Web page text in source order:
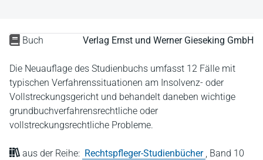
Buch Verlag Ernst und Werner Gieseking GmbH
Die Neuauflage des Studienbuchs umfasst 12 Fälle mit
typischen Verfahrenssituationen am Insolvenz- oder
Vollstreckungsgericht und behandelt daneben wichtige
grundbuchverfahrensrechtliche oder
vollstreckungsrechtliche Probleme.
aus der Reihe: Rechtspfleger-Studienbücher Band 10